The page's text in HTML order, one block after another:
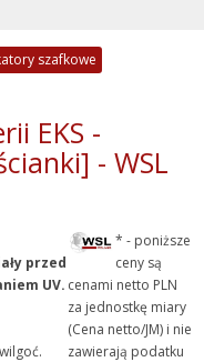
szafkowe
EKS -
- WSL
przed
UV.
* - poniższe
ceny są
cenami netto PLN
za jednostkę miary
(Cena netto/JM) i nie
zawierają podatku